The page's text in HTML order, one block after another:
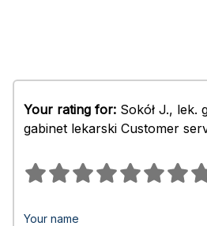
Your rating for: Sokół J., lek.
gabinet lekarski Customer
Your name